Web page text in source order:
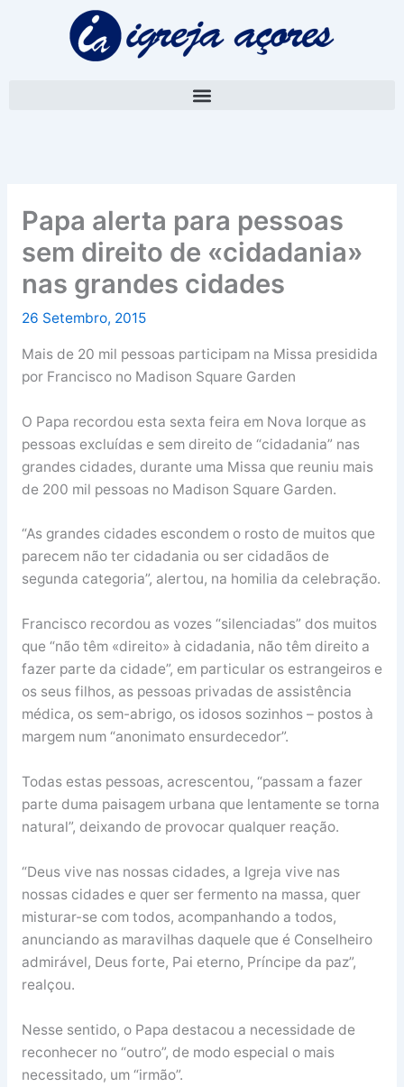
Papa alerta para pessoas
sem direito de «cidadania»
nas grandes cidades
26 Setembro, 2015
Mais de 20 mil pessoas participam na Missa presidida
por Francisco no Madison Square Garden
O Papa recordou esta sexta feira em Nova Iorque as
pessoas excluídas e sem direito de “cidadania” nas
grandes cidades, durante uma Missa que reuniu mais
de 200 mil pessoas no Madison Square Garden.
“As grandes cidades escondem o rosto de muitos que
parecem não ter cidadania ou ser cidadãos de
segunda categoria”, alertou, na homilia da celebração.
Francisco recordou as vozes “silenciadas” dos muitos
que “não têm «direito» à cidadania, não têm direito a
fazer parte da cidade”, em particular os estrangeiros e
os seus filhos, as pessoas privadas de assistência
médica, os sem-abrigo, os idosos sozinhos – postos à
margem num “anonimato ensurdecedor”.
Todas estas pessoas, acrescentou, “passam a fazer
parte duma paisagem urbana que lentamente se torna
natural”, deixando de provocar qualquer reação.
“Deus vive nas nossas cidades, a Igreja vive nas
nossas cidades e quer ser fermento na massa, quer
misturar-se com todos, acompanhando a todos,
anunciando as maravilhas daquele que é Conselheiro
admirável, Deus forte, Pai eterno, Príncipe da paz”,
realçou.
Nesse sentido, o Papa destacou a necessidade de
reconhecer no “outro”, de modo especial o mais
necessitado, um “irmão”.